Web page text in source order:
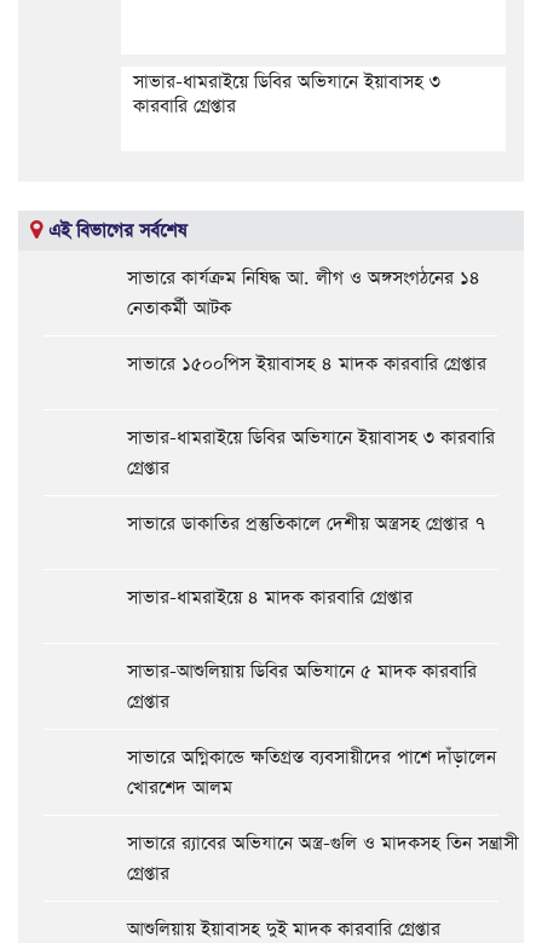
সাভার-ধামরাইয়ে ডিবির অভিযানে ইয়াবাসহ ৩
কারবারি গ্রেপ্তার
এই বিভাগের সর্বশেষ
সাভারে কার্যক্রম নিষিদ্ধ আ. লীগ ও অঙ্গসংগঠনের ১৪
নেতাকর্মী আটক
সাভারে ১৫০০পিস ইয়াবাসহ ৪ মাদক কারবারি গ্রেপ্তার
সাভার-ধামরাইয়ে ডিবির অভিযানে ইয়াবাসহ ৩ কারবারি
গ্রেপ্তার
সাভারে ডাকাতির প্রস্তুতিকালে দেশীয় অস্ত্রসহ গ্রেপ্তার ৭
সাভার-ধামরাইয়ে ৪ মাদক কারবারি গ্রেপ্তার
সাভার-আশুলিয়ায় ডিবির অভিযানে ৫ মাদক কারবারি
গ্রেপ্তার
সাভারে অগ্নিকান্ডে ক্ষতিগ্রস্ত ব্যবসায়ীদের পাশে দাঁড়ালেন
খোরশেদ আলম
সাভারে র‍্যাবের অভিযানে অস্ত্র-গুলি ও মাদকসহ তিন সন্ত্রাসী
গ্রেপ্তার
আশুলিয়ায় ইয়াবাসহ দুই মাদক কারবারি গ্রেপ্তার